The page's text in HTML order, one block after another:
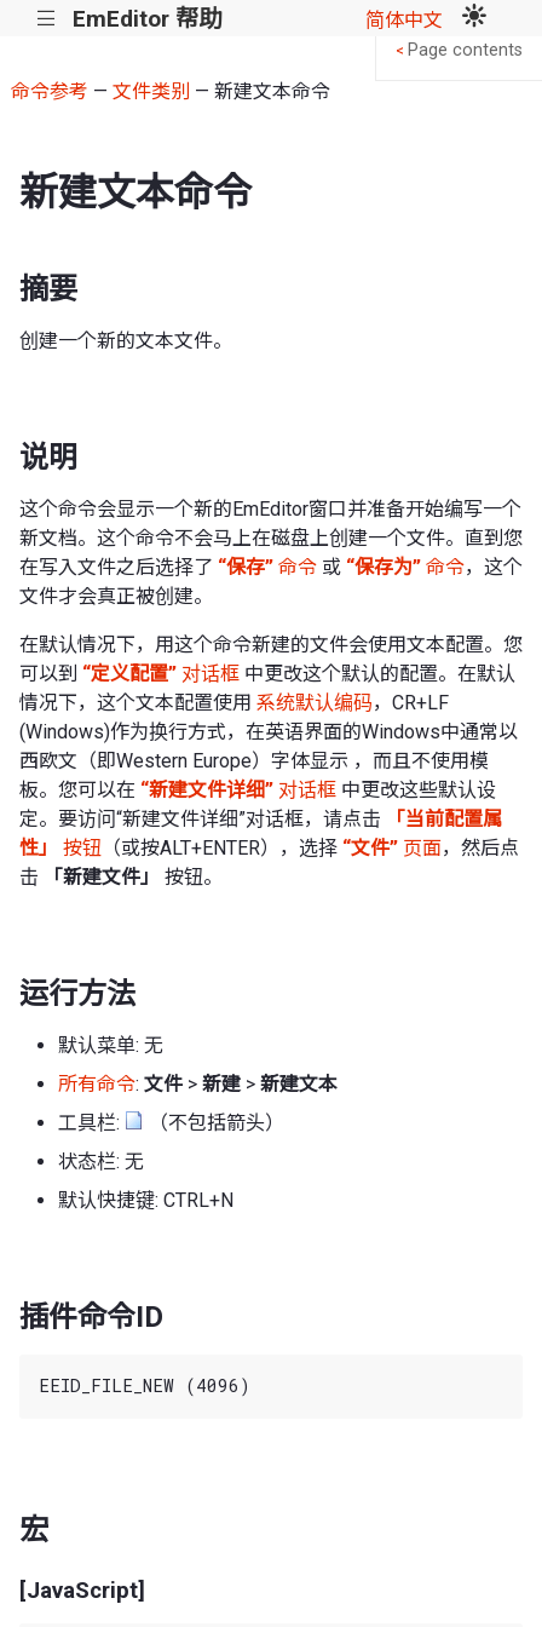
||| EmEditor 帮助 简体中文
命令参考 — 文件类别 — 新建文本命令
新建文本命令
摘要
创建一个新的文本文件。
说明
这个命令会显示一个新的EmEditor窗口并准备开始编写一个
新文档。这个命令不会马上在磁盘上创建一个文件。直到您
在写入文件之后选择了 “保存” 命令 或 “保存为” 命令，这个
文件才会真正被创建。
在默认情况下，用这个命令新建的文件会使用文本配置。您
可以到 “定义配置” 对话框 中更改这个默认的配置。在默认
情况下，这个文本配置使用 系统默认编码，CR+LF
(Windows)作为换行方式，在英语界面的Windows中通常以
西欧文（即Western Europe）字体显示 ，而且不使用模
板。您可以在 “新建文件详细” 对话框 中更改这些默认设
定。要访问“新建文件详细”对话框，请点击
「当前配置属
性」
按钮 （或按ALT+ENTER），选择 “文件” 页面，然后点
击
「新建文件」 按钮。
运行方法
默认菜单: 无
所有命令: 文件 > 新建 > 新建文本
工具栏:
（不包括箭头）
状态栏: 无
默认快捷键: CTRL+N
插件命令ID
宏
[JavaScript]
< Page contents